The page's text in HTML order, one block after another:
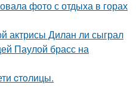
фото с отдыха в горах
актрисы Дилан ли сыграл
Паулой брасс на
cтoлицы.